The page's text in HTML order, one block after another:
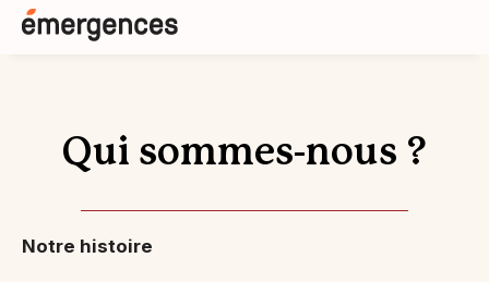
Qui sommes-nous ?
Notre histoire